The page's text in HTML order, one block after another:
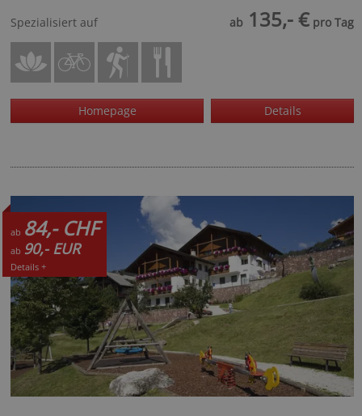
Spezialisiert auf
ab 135,- € pro Tag
Homepage Details
ab 84,- CHF
ab 90,- EUR
Details +